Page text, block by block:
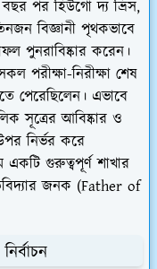
পর হিউগো দ্য ভ্রিস,
বিজ্ঞানী পৃথকভাবে
পুনরাবিষ্কার করেন।
পরীক্ষা-নিরীক্ষা শেষ
পেরেছিলেন। এভাবে
সূত্রের আবিষ্কার ও
নির্ভর করে
একটি গুরুত্বপূর্ণ শাখার
জনক (Father of